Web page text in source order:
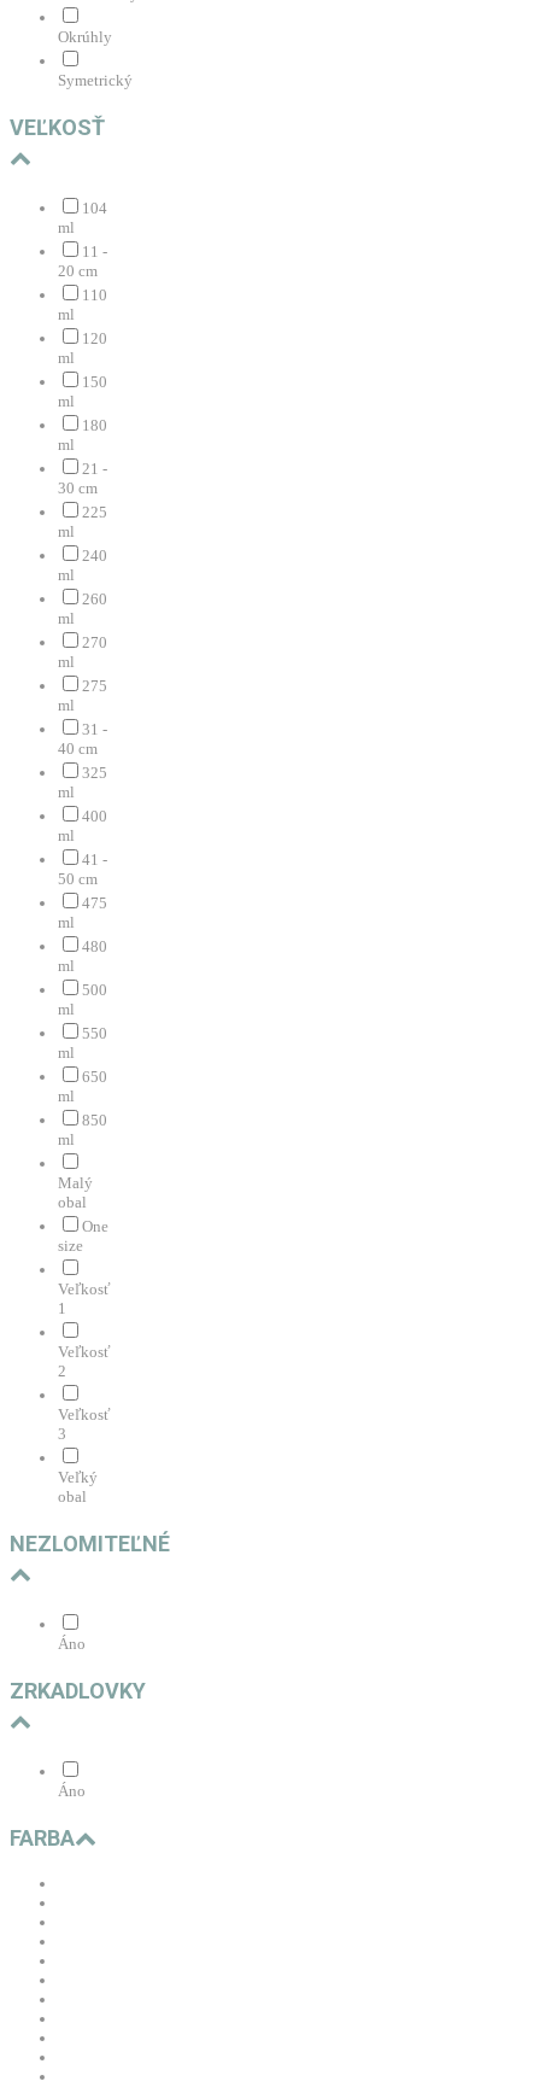
Okrúhly
Symetrický
VEĽKOSŤ
104
ml
11 -
20 cm
110
ml
120
ml
150
ml
180
ml
21 -
30 cm
225
ml
240
ml
260
ml
270
ml
275
ml
31 -
40 cm
325
ml
400
ml
41 -
50 cm
475
ml
480
ml
500
ml
550
ml
650
ml
850
ml
Malý
obal
One
size
Veľkosť
1
Veľkosť
2
Veľkosť
3
Veľký
obal
NEZLOMITEĽNÉ
Áno
ZRKADLOVKY
Áno
FARBA